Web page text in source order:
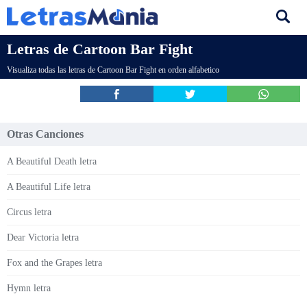
Letras de Cartoon Bar Fight
Visualiza todas las letras de Cartoon Bar Fight en orden alfabetico
Otras Canciones
A Beautiful Death letra
A Beautiful Life letra
Circus letra
Dear Victoria letra
Fox and the Grapes letra
Hymn letra